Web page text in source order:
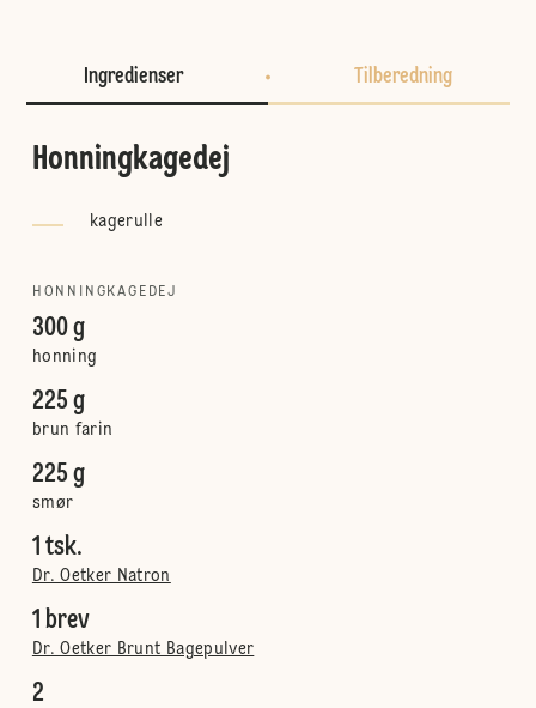
Ingredienser Tilberedning
Honningkagedej
kagerulle
HONNINGKAGEDEJ
300 g
honning
225 g
brun farin
225 g
smør
1 tsk.
Dr. Oetker Natron
1 brev
Dr. Oetker Brunt Bagepulver
2